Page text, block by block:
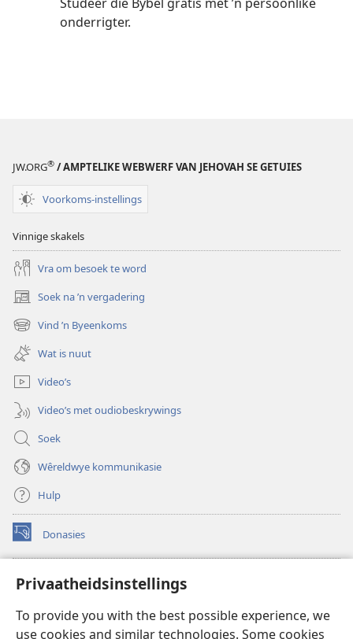
Privaatheidsinstellings
To provide you with the best possible experience, we
use cookies and similar technologies. Some cookies
onderrigter.
JW.ORG® / AMPTELIKE WEBWERF VAN JEHOVAH SE GETUIES
Voorkoms-instellings
Vinnige skakels
Vra om besoek te word
Soek na ’n vergadering
(maak
nuwe
venster
oop)
Vind ’n Byeenkoms
(maak
nuwe
venster
oop)
Wat is nuut
Video’s
Video’s met oudiobeskrywings
Soek
Wêreldwye kommunikasie
Hulp
Donasies
(maak
nuwe
oop)
Wagtoring – AANLYN BIBLIOTEEK
(maak
venster
oop)
JW Hub
(maak
nuwe